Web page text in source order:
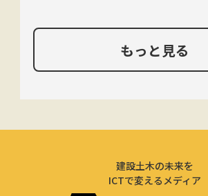
もっと見る
建設土木の未来を
ICTで変えるメディア